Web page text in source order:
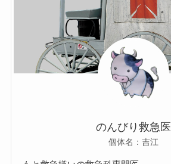
のんびり救急医
個体名：吉江